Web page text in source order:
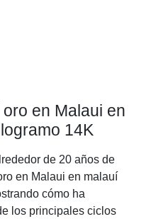
en Malaui en
14K
de 20 años de
en Malaui en malauí
cómo ha
los principales ciclos